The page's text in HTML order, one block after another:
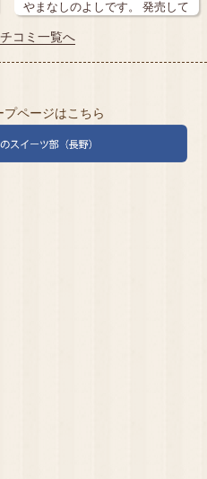
やまなしのよしです。 発売して
もぅ…
コミ一覧へ
プページはこちら